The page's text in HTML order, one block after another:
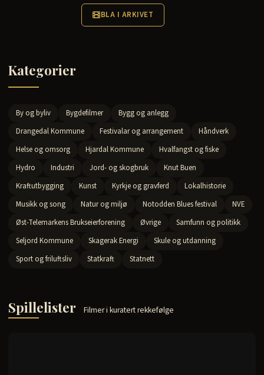
BLA I ARKIVET
Kategorier
By og byliv Bygdefilmer
Bygg og anlegg
Drangedal Kommune
Festivalar og arrangement
Håndverk
Helse og omsorg
Hjardal Kommune
Hvalfangst og fiske
Hydro
Industri Jord- og skogbruk
Knut Buen
Kraftutbygging
Kunst Kyrkje og gravferd
Lokalhistorie
Musikk og song
Natur og miljø Notodden Blues festival
NVE
Øst-Telemarkens Brukseierforening
Øvrige
Samfunn og politikk
Seljord Kommune
Skagerak Energi
Skule og utdanning
Sport og friluftsliv
Statkraft Statnett
Spillelister Filmer i kuratert rekkefølge